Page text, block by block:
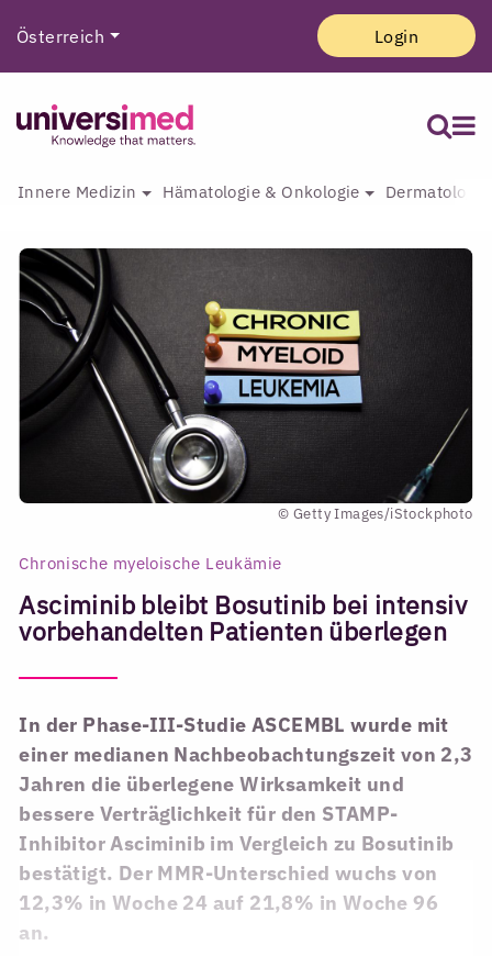
Österreich Login
Innere Medizin Hämatologie & Onkologie
© Getty Images/iStockphoto
Chronische myeloische Leukämie
Asciminib bleibt Bosutinib bei intensiv
vorbehandelten Patienten überlegen
In der Phase-III-Studie ASCEMBL wurde mit
einer medianen Nachbeobachtungszeit von 2,3
Jahren die überlegene Wirksamkeit und
bessere Verträglichkeit für den STAMP-
Inhibitor Asciminib im Vergleich zu Bosutinib
bestätigt. Der MMR-Unterschied wuchs von
12,3% in Woche 24 auf 21,8% in Woche 96
an.